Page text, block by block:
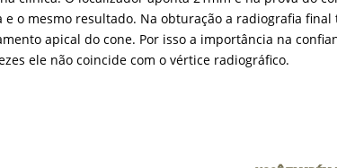
e o mesmo resultado. Na obturação a radiografia
apical do cone. Por isso a importância na
ele não coincide com o vértice radiográfico.